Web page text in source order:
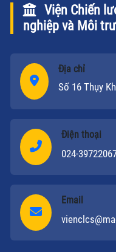
Viện Chiến
nghiệp và Môi
Địa chỉ
Số 16 Thụy
Điện thoại
024-
Email